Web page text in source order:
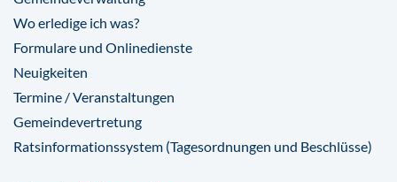
Wo erledige ich was?
Formulare und Onlinedienste
Neuigkeiten
Termine / Veranstaltungen
Gemeindevertretung
Ratsinformationssystem (Tagesordnungen und Beschlüsse)